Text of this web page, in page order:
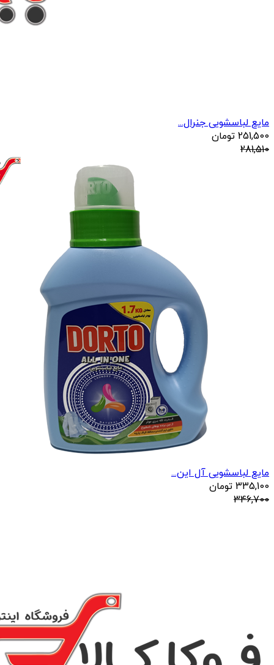
مایع لباسشویی جنرال...
251,500 تومان
281,510
مایع لباسشویی آل این...
335,100 تومان
346,700